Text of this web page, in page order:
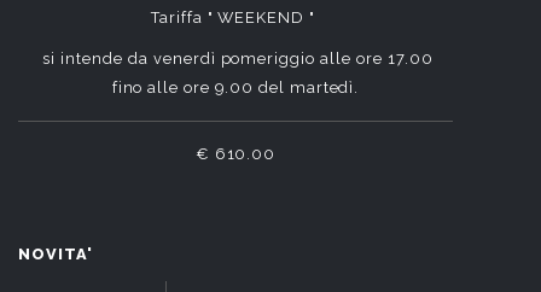
Tariffa " WEEKEND "
si intende da venerdì pomeriggio alle ore 17.00
fino alle ore 9.00 del martedì.
€ 610.00
NOVITA'